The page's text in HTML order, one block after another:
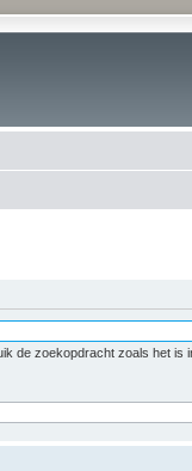
de zoekopdracht zoals het is